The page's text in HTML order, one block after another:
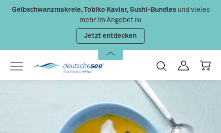
Zum Hauptinhalt springen
Gelbschwanzmakrele, Tobiko Kaviar, Sushi-Bundlesund vieles
mehr im Angebot 🍱
Jetzt entdecken